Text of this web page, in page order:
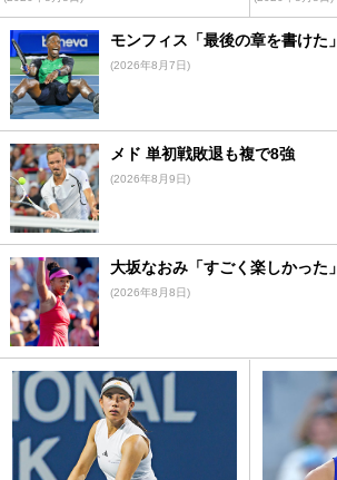
モンフィス「最後の章を書けた」
(2026年8月7日)
メド 単初戦敗退も複で8強
(2026年8月9日)
大坂なおみ「すごく楽しかった」
(2026年8月8日)